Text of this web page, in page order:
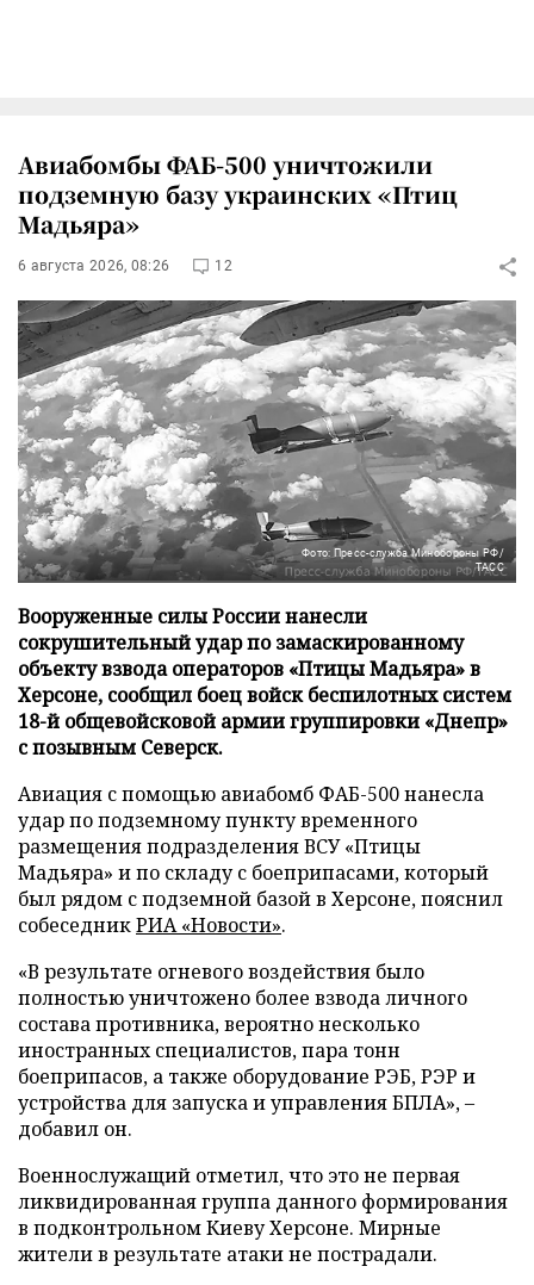
Авиабомбы ФАБ-500 уничтожили
подземную базу украинских «Птиц
Мадьяра»
6 августа 2026, 08:26 12
Фото: Пресс-служба Минобороны РФ/
ТАСС
Вооруженные силы России нанесли
сокрушительный удар по замаскированному
объекту взвода операторов «Птицы Мадьяра» в
Херсоне, сообщил боец войск беспилотных систем
18-й общевойсковой армии группировки «Днепр»
с позывным Северск.
Авиация с помощью авиабомб ФАБ-500 нанесла
удар по подземному пункту временного
размещения подразделения ВСУ «Птицы
Мадьяра» и по складу с боеприпасами, который
был рядом с подземной базой в Херсоне, пояснил
собеседникРИА «Новости».
«В результате огневого воздействия было
полностью уничтожено более взвода личного
состава противника, вероятно несколько
иностранных специалистов, пара тонн
боеприпасов, а также оборудование РЭБ, РЭР и
устройства для запуска и управления БПЛА», –
добавил он.
Военнослужащий отметил, что это не первая
ликвидированная группа данного формирования
в подконтрольном Киеву Херсоне. Мирные
жители в результате атаки не пострадали.